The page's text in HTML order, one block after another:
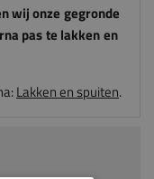
wijonze gegronde
pas te lakken en
Lakken en spuiten.